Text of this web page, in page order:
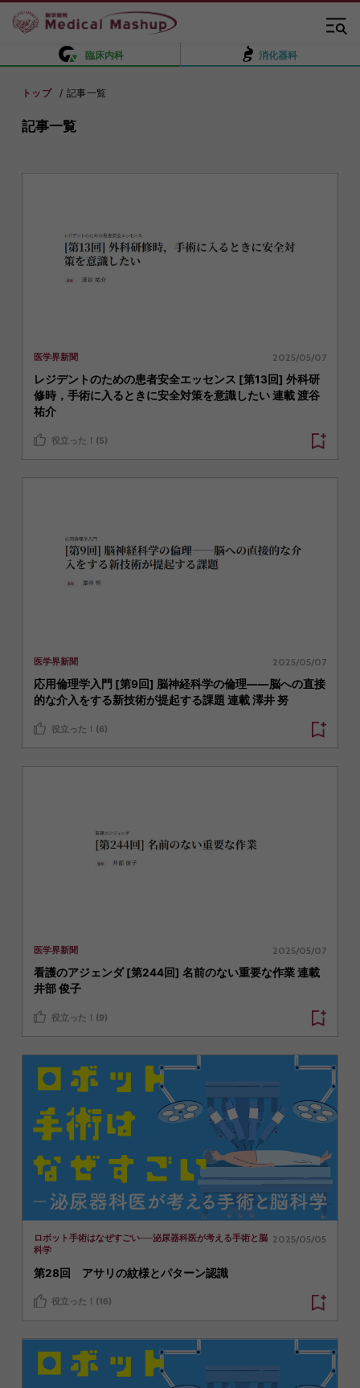
臨床内科 消化器科
トップ 記事一覧
記事一覧
医学界新聞 2025/05/07
レジデントのための患者安全エッセンス [第13回] 外科研
修時，手術に入るときに安全対策を意識したい 連載 渡谷
祐介
役立った！(5)
医学界新聞 2025/05/07
応用倫理学入門 [第9回] 脳神経科学の倫理――脳への直接
的な介入をする新技術が提起する課題 連載 澤井 努
役立った！(6)
医学界新聞 2025/05/07
看護のアジェンダ [第244回] 名前のない重要な作業 連載
井部 俊子
役立った！(9)
ロボット手術はなぜすごい──泌尿器科医が考える手術と脳
科学
2025/05/05
第28回 アサリの紋様とパターン認識
役立った！(16)